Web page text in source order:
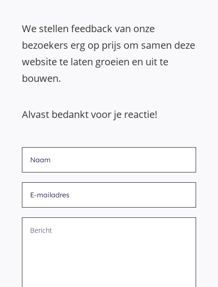
We stellen feedback van onze
bezoekers erg op prijs om samen deze
website te laten groeien en uit te
bouwen.
Alvast bedankt voor je reactie!